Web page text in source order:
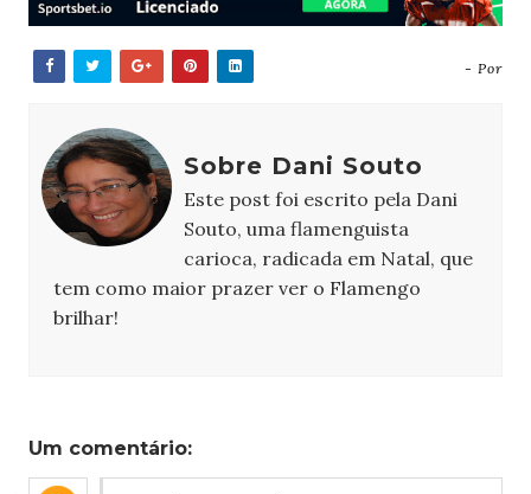
- Por
Sobre Dani Souto
Este post foi escrito pela Dani
Souto, uma flamenguista
carioca, radicada em Natal, que
tem como maior prazer ver o Flamengo
brilhar!
Um comentário: